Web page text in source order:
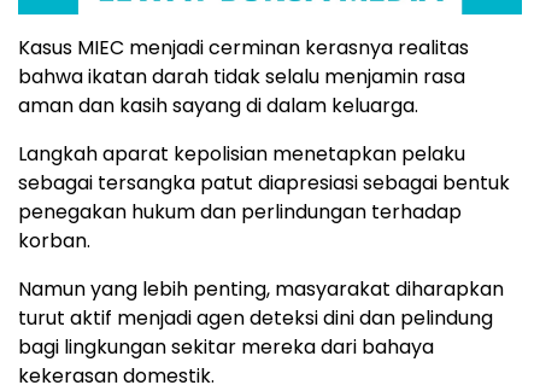
Kasus MIEC menjadi cerminan kerasnya realitas
bahwa ikatan darah tidak selalu menjamin rasa
aman dan kasih sayang di dalam keluarga.
Langkah aparat kepolisian menetapkan pelaku
sebagai tersangka patut diapresiasi sebagai bentuk
penegakan hukum dan perlindungan terhadap
korban.
Namun yang lebih penting, masyarakat diharapkan
turut aktif menjadi agen deteksi dini dan pelindung
bagi lingkungan sekitar mereka dari bahaya
kekerasan domestik.